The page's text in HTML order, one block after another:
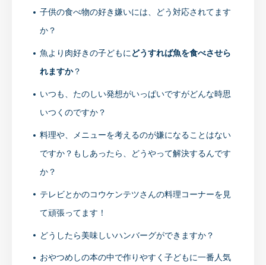
子供の食べ物の好き嫌いには、どう対応されてます
か？
魚より肉好きの子どもにどうすれば魚を食べさせら
れますか？
いつも、たのしい発想がいっぱいですがどんな時思
いつくのですか？
料理や、メニューを考えるのが嫌になることはない
ですか？もしあったら、どうやって解決するんです
か？
テレビとかのコウケンテツさんの料理コーナーを見
て頑張ってます！
どうしたら美味しいハンバーグができますか？
おやつめしの本の中で作りやすく子どもに一番人気